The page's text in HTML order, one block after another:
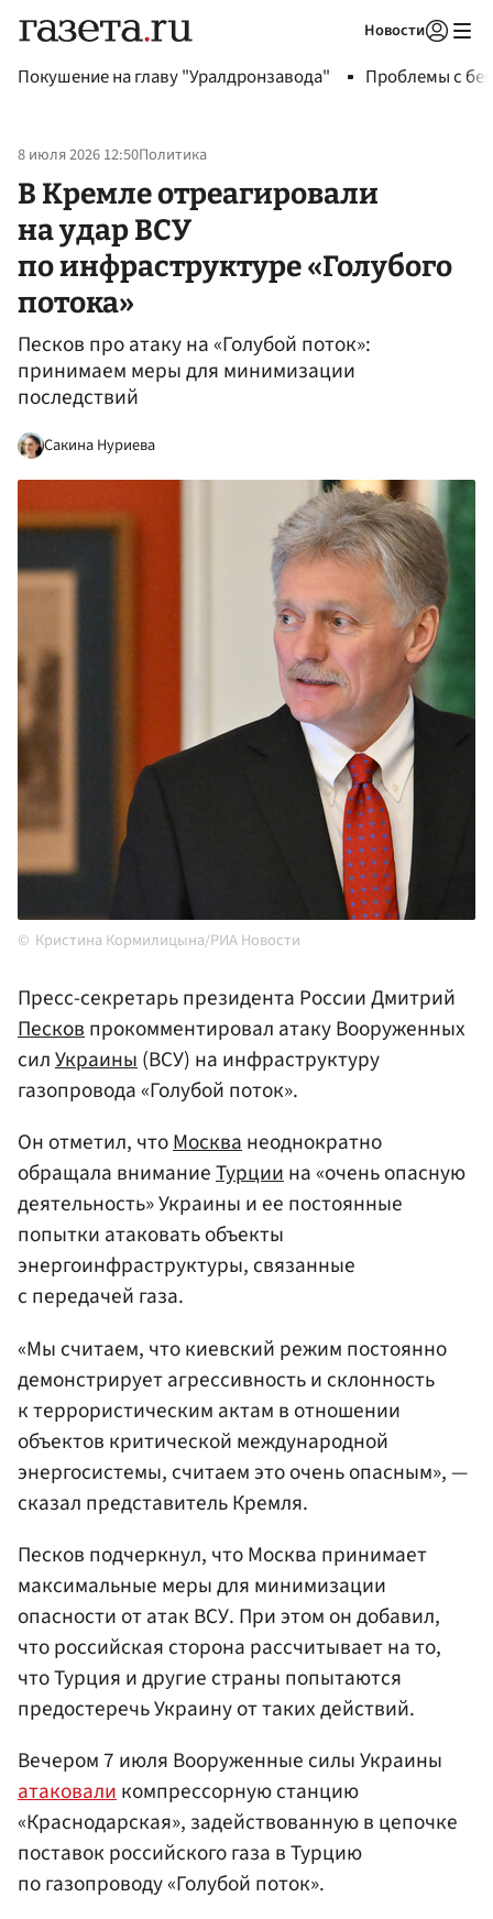
Новости
Покушение на главу "Уралдронзавода" Проблемы с
8 июля 2026 12:50Политика
В Кремле отреагировали
на удар ВСУ
по инфраструктуре «Голубого
потока»
Песков про атаку на «Голубой поток»:
принимаем меры для минимизации
последствий
Сакина Нуриева
Кристина Кормилицына/РИА Новости
Пресс-секретарь президента России Дмитрий
Песковпрокомментировал атаку Вооруженных
силУкраины(ВСУ) на инфраструктуру
газопровода «Голубой поток».
Он отметил, чтоМоскванеоднократно
обращала вниманиеТурциина «очень опасную
деятельность» Украины и ее постоянные
попытки атаковать объекты
энергоинфраструктуры, связанные
с передачей газа.
«Мы считаем, что киевский режим постоянно
демонстрирует агрессивность и склонность
к террористическим актам в отношении
объектов критической международной
энергосистемы, считаем это очень опасным», —
сказал представитель Кремля.
Песков подчеркнул, что Москва принимает
максимальные меры для минимизации
опасности от атак ВСУ. При этом он добавил,
что российская сторона рассчитывает на то,
что Турция и другие страны попытаются
предостеречь Украину от таких действий.
Вечером 7 июля Вооруженные силы Украины
атаковаликомпрессорную станцию
«Краснодарская», задействованную в цепочке
поставок российского газа в Турцию
по газопроводу «Голубой поток».